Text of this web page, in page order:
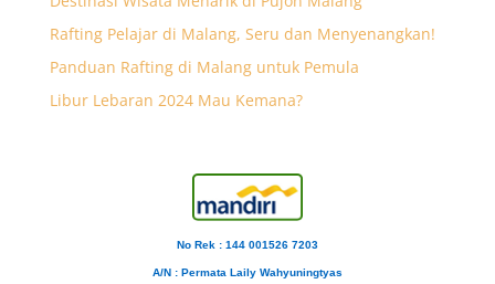
Rafting Pelajar di Malang, Seru dan Menyenangkan!
Panduan Rafting di Malang untuk Pemula
Libur Lebaran 2024 Mau Kemana?
No Rek : 144 001526 7203
A/N : Permata Laily Wahyuningtyas